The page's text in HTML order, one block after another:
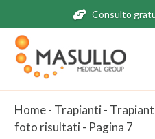
Consulto
Home- Trapianti-
foto risultati- Pagina 7